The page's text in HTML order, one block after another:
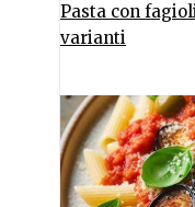
Pasta con
varianti